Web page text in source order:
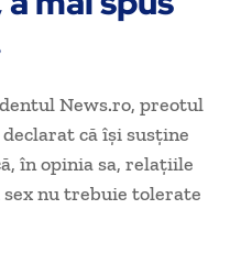
News.ro, preotul
că îşi susţine
în opinia sa, relaţiile
nu trebuie tolerate